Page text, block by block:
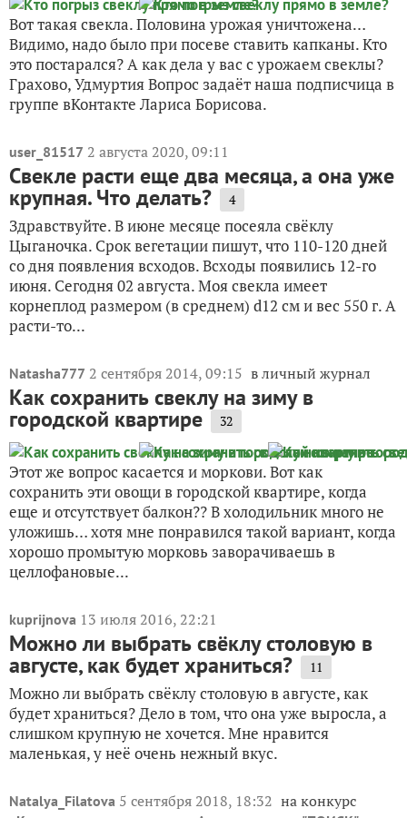
Вот такая свекла. Половина урожая уничтожена…
Видимо, надо было при посеве ставить капканы. Кто
это постарался? А как дела у вас с урожаем свеклы?
Грахово, Удмуртия Вопрос задаёт наша подписчица в
группе вКонтакте Лариса Борисова.
user_81517 2 августа 2020, 09:11
Свекле расти еще два месяца, а она уже
крупная. Что делать? 4
Здравствуйте. В июне месяце посеяла свёклу
Цыганочка. Срок вегетации пишут, что 110-120 дней
со дня появления всходов. Всходы появились 12-го
июня. Сегодня 02 августа. Моя свекла имеет
корнеплод размером (в среднем) d12 см и вес 550 г. А
расти-то...
Natasha777 2 сентября 2014, 09:15 в личный журнал
Как сохранить свеклу на зиму в
городской квартире 32
Этот же вопрос касается и моркови. Вот как
сохранить эти овощи в городской квартире, когда
еще и отсутствует балкон?? В холодильник много не
уложишь… хотя мне понравился такой вариант, когда
хорошо промытую морковь заворачиваешь в
целлофановые...
kuprijnova 13 июля 2016, 22:21
Можно ли выбрать свёклу столовую в
августе, как будет храниться? 11
Можно ли выбрать свёклу столовую в августе, как
будет храниться? Дело в том, что она уже выросла, а
слишком крупную не хочется. Мне нравится
маленькая, у неё очень нежный вкус.
Natalya_Filatova 5 сентября 2018, 18:32 на конкурс